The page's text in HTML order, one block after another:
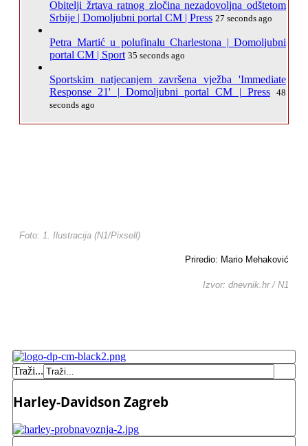
Obitelji žrtava ratnog zločina nezadovoljna odštetom
Srbije | Domoljubni portal CM | Press 27 seconds ago
Petra Martić u polufinalu Charlestona | Domoljubni
portal CM | Sport 35 seconds ago
Sportskim natjecanjem završena vježba 'Immediate
Response 21' | Domoljubni portal CM | Press
48
seconds ago
Foto: 1. Ilustracija (N1/Pixsell)
Priredio: Mario Mehaković
Izvor: dnevnik.hr / N1
Traži...
Harley-Davidson Zagreb